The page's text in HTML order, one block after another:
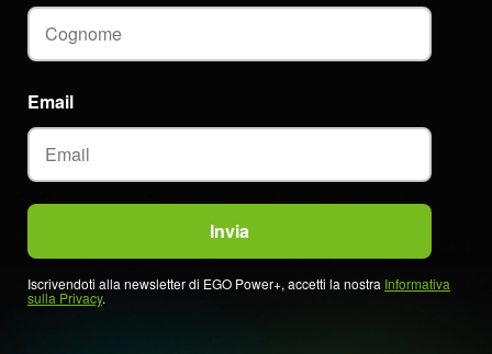
Email
Iscrivendoti alla newsletter di EGO Power+, accetti la nostra Informativa
sulla Privacy.